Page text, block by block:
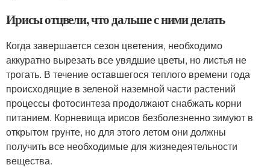
Ирисы отцвели, что дальше с ними делать
Когда завершается сезон цветения, необходимо
аккуратно вырезать все увядшие цветы, но листья не
трогать. В течение оставшегося теплого времени года
происходящие в зеленой наземной части растений
процессы фотосинтеза продолжают снабжать корни
питанием. Корневища ирисов безболезненно зимуют в
открытом грунте, но для этого летом они должны
получить все необходимые для жизнедеятельности
вещества.